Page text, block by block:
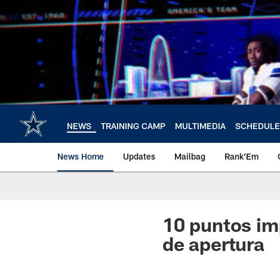
to
main
NEWS TRAINING CAMP MULTIMEDIA SCHEDULE
News Home Updates Mailbag Rank'Em
10 puntos
de apertura